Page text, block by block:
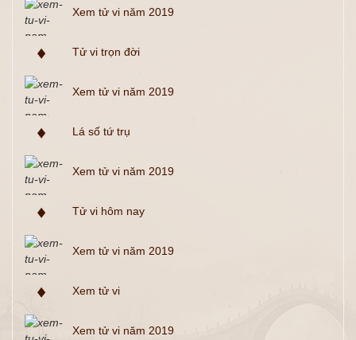
Xem tử vi năm 2019
Tử vi trọn đời
Xem tử vi năm 2019
Lá số tứ trụ
Xem tử vi năm 2019
Tử vi hôm nay
Xem tử vi năm 2019
Xem tử vi
Xem tử vi năm 2019